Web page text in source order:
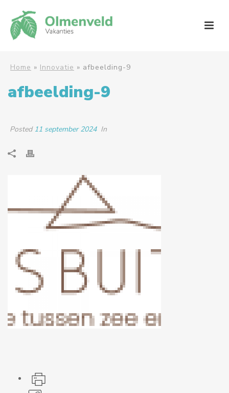
Home » Innovatie » afbeelding-9
afbeelding-9
Posted11 september 2024 In